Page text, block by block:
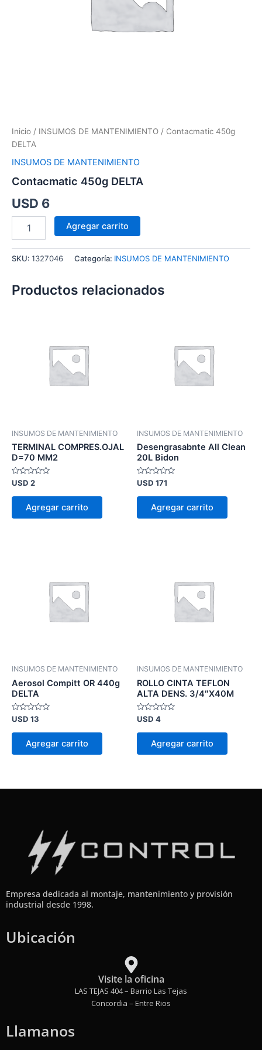
Inicio / INSUMOS DE MANTENIMIENTO / Contacmatic 450g
DELTA
INSUMOS DE MANTENIMIENTO
Contacmatic 450g DELTA
USD 6
Agregar carrito
SKU: 1327046 Categoría: INSUMOS DE MANTENIMIENTO
Productos relacionados
INSUMOS DE MANTENIMIENTO
TERMINAL COMPRES.OJAL
D=70 MM2
Valorado
0
USD 2
Agregar carrito
INSUMOS DE MANTENIMIENTO
Desengrasabnte All Clean
20L Bidon
Valorado
0
USD 171
Agregar carrito
INSUMOS DE MANTENIMIENTO
Aerosol Compitt OR 440g
DELTA
Valorado
en
0
USD 13
Agregar carrito
INSUMOS DE MANTENIMIENTO
ROLLO CINTA TEFLON
ALTA DENS. 3/4″X40M
Valorado
en
0
USD 4
Agregar carrito
Empresa dedicada al montaje, mantenimiento y provisión
industrial desde 1998.
Ubicación
Visite la oficina
LAS TEJAS 404 – Barrio Las Tejas
Concordia – Entre Rios
Llamanos